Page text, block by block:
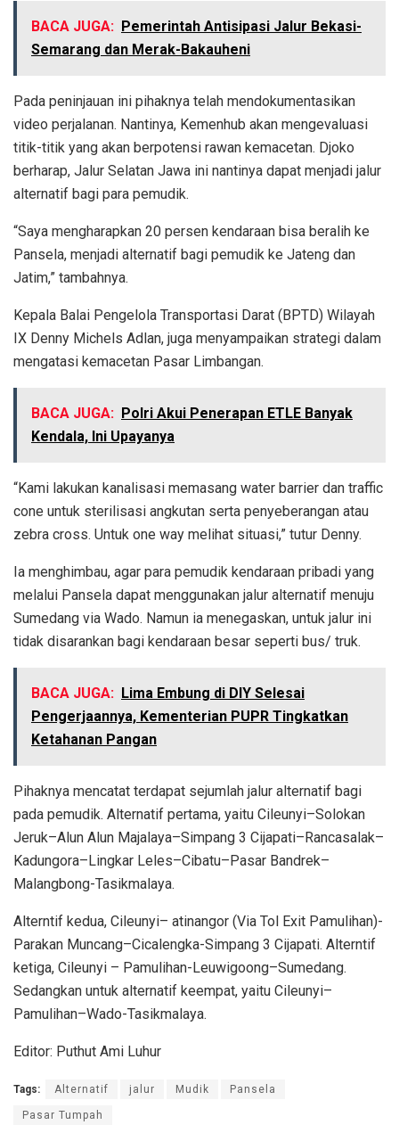
BACA JUGA: Pemerintah Antisipasi Jalur Bekasi-
Semarang dan Merak-Bakauheni
Pada peninjauan ini pihaknya telah mendokumentasikan
video perjalanan. Nantinya, Kemenhub akan mengevaluasi
titik-titik yang akan berpotensi rawan kemacetan. Djoko
berharap, Jalur Selatan Jawa ini nantinya dapat menjadi jalur
alternatif bagi para pemudik.
“Saya mengharapkan 20 persen kendaraan bisa beralih ke
Pansela, menjadi alternatif bagi pemudik ke Jateng dan
Jatim,” tambahnya.
Kepala Balai Pengelola Transportasi Darat (BPTD) Wilayah
IX Denny Michels Adlan, juga menyampaikan strategi dalam
mengatasi kemacetan Pasar Limbangan.
BACA JUGA: Polri Akui Penerapan ETLE Banyak
Kendala, Ini Upayanya
“Kami lakukan kanalisasi memasang water barrier dan traffic
cone untuk sterilisasi angkutan serta penyeberangan atau
zebra cross. Untuk one way melihat situasi,” tutur Denny.
Ia menghimbau, agar para pemudik kendaraan pribadi yang
melalui Pansela dapat menggunakan jalur alternatif menuju
Sumedang via Wado. Namun ia menegaskan, untuk jalur ini
tidak disarankan bagi kendaraan besar seperti bus/ truk.
BACA JUGA: Lima Embung di DIY Selesai
Pengerjaannya, Kementerian PUPR Tingkatkan
Ketahanan Pangan
Pihaknya mencatat terdapat sejumlah jalur alternatif bagi
pada pemudik. Alternatif pertama, yaitu Cileunyi–Solokan
Jeruk–Alun Alun Majalaya–Simpang 3 Cijapati–Rancasalak–
Kadungora–Lingkar Leles–Cibatu–Pasar Bandrek–
Malangbong-Tasikmalaya.
Alterntif kedua, Cileunyi– atinangor (Via Tol Exit Pamulihan)-
Parakan Muncang–Cicalengka-Simpang 3 Cijapati. Alterntif
ketiga, Cileunyi – Pamulihan-Leuwigoong–Sumedang.
Sedangkan untuk alternatif keempat, yaitu Cileunyi–
Pamulihan–Wado-Tasikmalaya.
Editor: Puthut Ami Luhur
Tags: Alternatif jalur Mudik Pansela
Pasar Tumpah